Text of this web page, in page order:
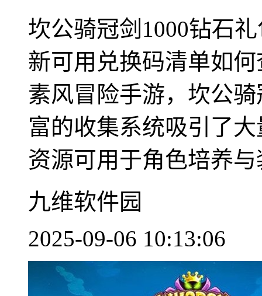
坎公骑冠剑1000钻石
新可用兑换码清单如
素风冒险手游，坎公
富的收集系统吸引了
资源可用于角色培养与
九维软件园
2025-09-06 10:13:06